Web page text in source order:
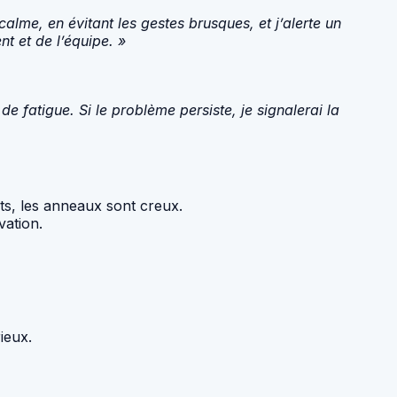
en évitant les gestes brusques, et j’alerte un
et de l’équipe. »
fatigue. Si le problème persiste, je signalerai la
les anneaux sont creux.